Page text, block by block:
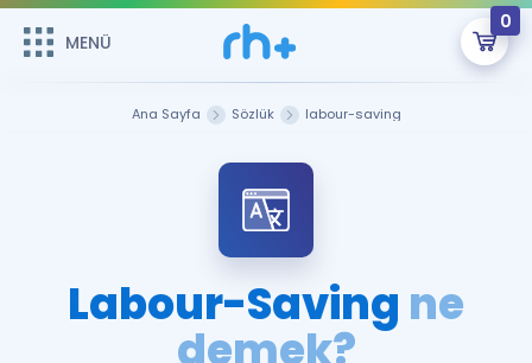
MENÜ
0
Şifremi Hatırlamıyorum
Sepetin Şu An Boş.
Remzi Hoca ile seni sınava hazırlayacak onlarca eğitim seni
bekliyor!
MENÜ
Katılımcı Görüşleri
Ana Sayfa Sözlük labour-saving
Labour-Saving ne
demek?